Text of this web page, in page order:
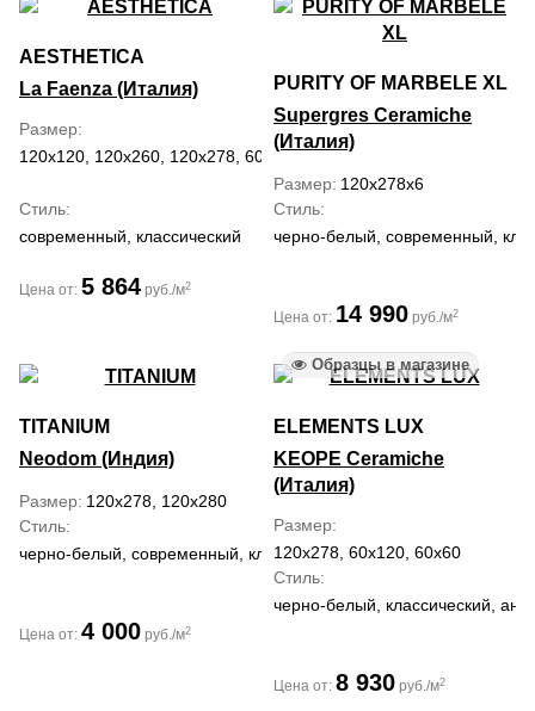
AESTHETICA
La Faenza (Италия)
Размер
120x120, 120x260, 120x278, 60x120
Стиль
современный, классический
Цена от: 5 864 руб./м2
PURITY OF MARBELE XL
Supergres Ceramiche
(Италия)
Размер 120x278x6
Стиль
черно-белый, современный,
Цена от: 14 990 руб./м2
TITANIUM
Neodom (Индия)
Размер 120x278, 120x280
Стиль
черно-белый, современный, классический
Цена от: 4 000 руб./м2
Образцы в магазине
ELEMENTS LUX
KEOPE Ceramiche
(Италия)
Размер
120x278, 60x120, 60x60
Стиль
черно-белый, классический,
Цена от: 8 930 руб./м2